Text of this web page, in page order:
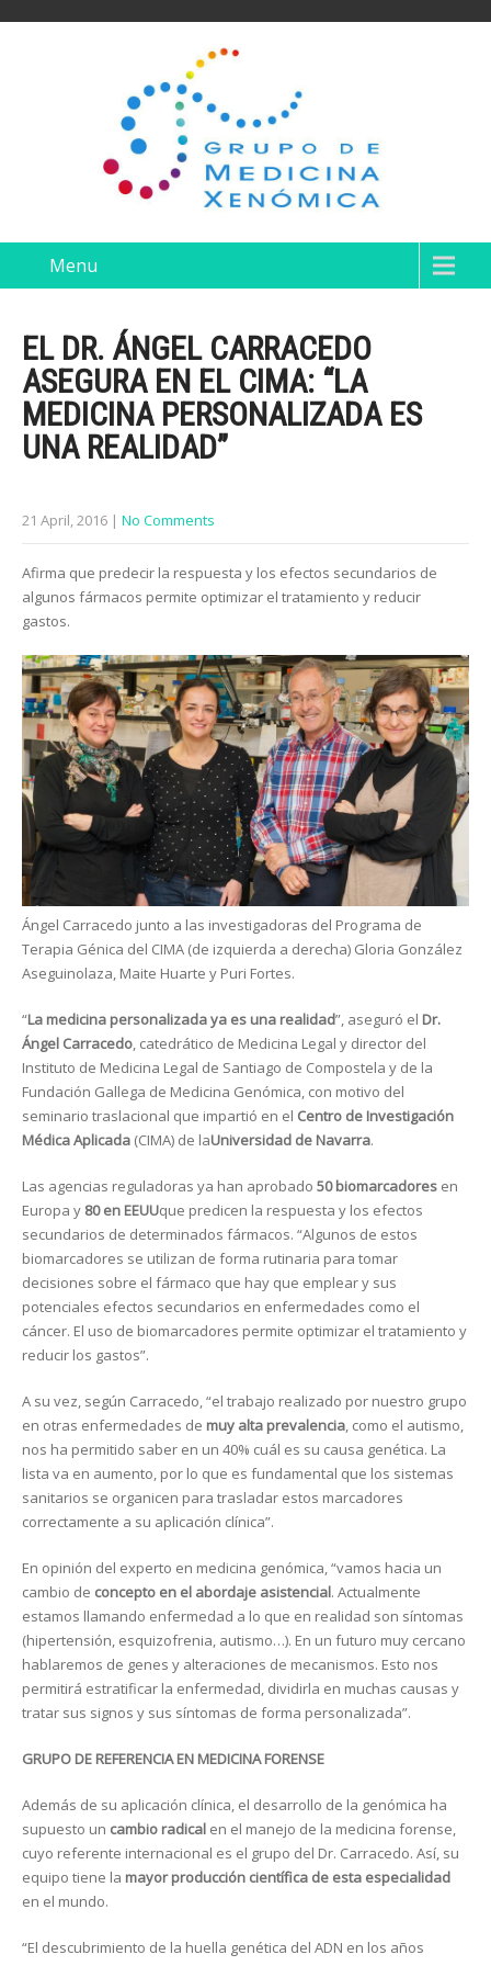
Menu
EL DR. ÁNGEL CARRACEDO
ASEGURA EN EL CIMA: “LA
MEDICINA PERSONALIZADA ES
UNA REALIDAD”
21 April, 2016 | No Comments
Afirma que predecir la respuesta y los efectos secundarios de
algunos fármacos permite optimizar el tratamiento y reducir
gastos.
Ángel Carracedo junto a las investigadoras del Programa de
Terapia Génica del CIMA (de izquierda a derecha) Gloria González
Aseguinolaza, Maite Huarte y Puri Fortes.
“La medicina personalizada ya es una realidad”, aseguró el Dr.
Ángel Carracedo, catedrático de Medicina Legal y director del
Instituto de Medicina Legal de Santiago de Compostela y de la
Fundación Gallega de Medicina Genómica, con motivo del
seminario traslacional que impartió en el Centro de Investigación
Médica Aplicada (CIMA) de laUniversidad de Navarra.
Las agencias reguladoras ya han aprobado 50 biomarcadores en
Europa y 80 en EEUUque predicen la respuesta y los efectos
secundarios de determinados fármacos. “Algunos de estos
biomarcadores se utilizan de forma rutinaria para tomar
decisiones sobre el fármaco que hay que emplear y sus
potenciales efectos secundarios en enfermedades como el
cáncer. El uso de biomarcadores permite optimizar el tratamiento y
reducir los gastos”.
A su vez, según Carracedo, “el trabajo realizado por nuestro grupo
en otras enfermedades de muy alta prevalencia, como el autismo,
nos ha permitido saber en un 40% cuál es su causa genética. La
lista va en aumento, por lo que es fundamental que los sistemas
sanitarios se organicen para trasladar estos marcadores
correctamente a su aplicación clínica”.
En opinión del experto en medicina genómica, “vamos hacia un
cambio de concepto en el abordaje asistencial. Actualmente
estamos llamando enfermedad a lo que en realidad son síntomas
(hipertensión, esquizofrenia, autismo…). En un futuro muy cercano
hablaremos de genes y alteraciones de mecanismos. Esto nos
permitirá estratificar la enfermedad, dividirla en muchas causas y
tratar sus signos y sus síntomas de forma personalizada”.
GRUPO DE REFERENCIA EN MEDICINA FORENSE
Además de su aplicación clínica, el desarrollo de la genómica ha
supuesto un cambio radical en el manejo de la medicina forense,
cuyo referente internacional es el grupo del Dr. Carracedo. Así, su
equipo tiene la mayor producción científica de esta especialidad
en el mundo.
“El descubrimiento de la huella genética del ADN en los años